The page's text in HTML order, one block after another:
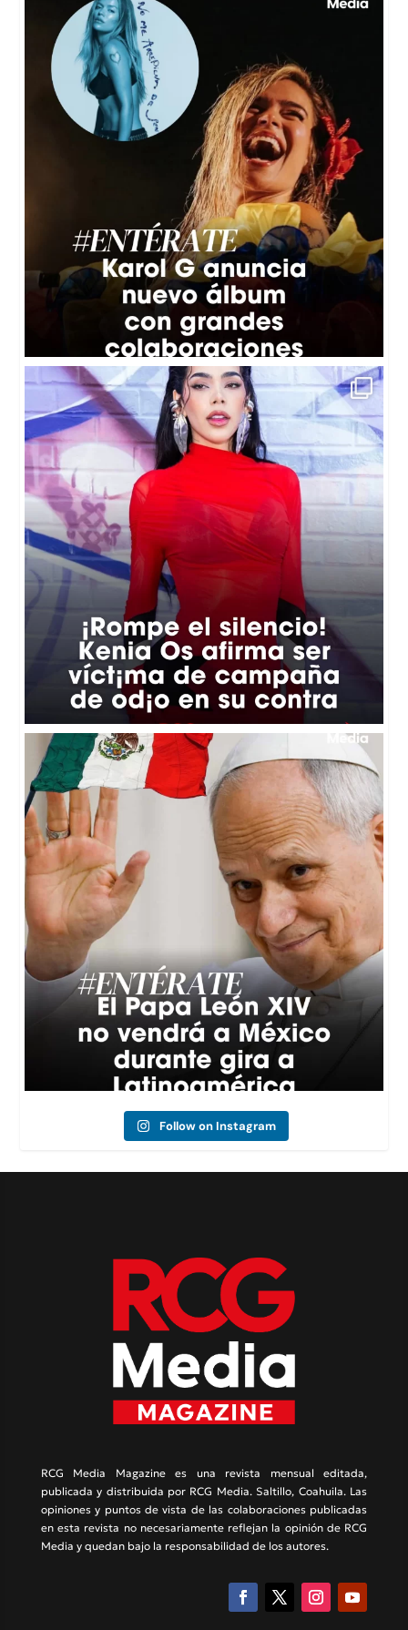
😱🎶Karol G reveló los detalles de su próximo
4
📲 A través de sus redes sociales, la cantante e...
36
🔆El papa León XIV no incluirá a México en su
3
Follow on Instagram
RCG Media Magazine es una revista mensual editada,
publicada y distribuida por RCG Media. Saltillo, Coahuila. Las
opiniones y puntos de vista de las colaboraciones publicadas
en esta revista no necesariamente reflejan la opinión de RCG
Media y quedan bajo la responsabilidad de los autores.